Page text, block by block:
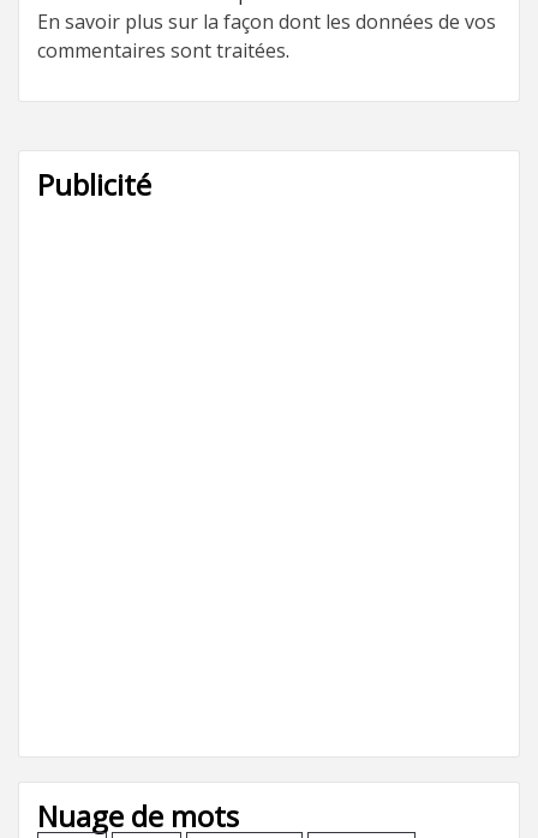
En savoir plus sur la façon dont les données de vos
commentaires sont traitées.
Publicité
Nuage de mots